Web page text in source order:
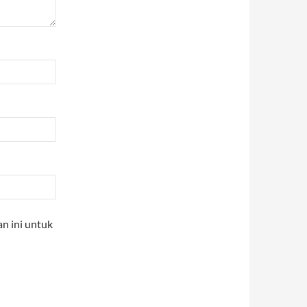
ini untuk